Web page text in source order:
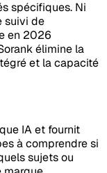
spécifiques. Ni
suivi de
en 2026
élimine la
et la capacité
IA et fournit
à comprendre si
sujets ou